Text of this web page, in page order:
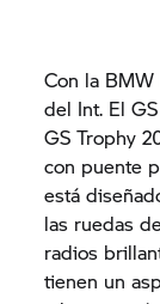
Con la BMW
del Int. El
GS Trophy
con puente
está
las ruedas
radios
tienen un